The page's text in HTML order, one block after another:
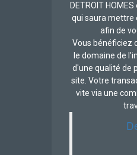
DETROIT
qui saura mettre
afin de
Vous bénéficiez
le domaine de
d'une qualité de
site. Votre
vite via une